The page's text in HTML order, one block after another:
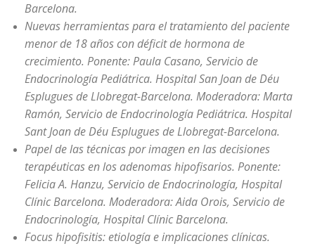
Barcelona.
Nuevas herramientas para el tratamiento del paciente
menor de 18 años con déficit de hormona de
crecimiento. Ponente: Paula Casano, Servicio de
Endocrinología Pediátrica. Hospital San Joan de Déu
Esplugues de Llobregat-Barcelona. Moderadora: Marta
Ramón, Servicio de Endocrinología Pediátrica. Hospital
Sant Joan de Déu Esplugues de Llobregat-Barcelona.
Papel de las técnicas por imagen en las decisiones
terapéuticas en los adenomas hipofisarios. Ponente:
Felicia A. Hanzu, Servicio de Endocrinología, Hospital
Clínic Barcelona. Moderadora: Aida Orois, Servicio de
Endocrinología, Hospital Clínic Barcelona.
Focus hipofisitis: etiología e implicaciones clínicas.